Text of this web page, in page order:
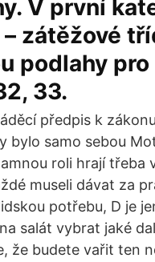
V první
zátěžové
podlahy
33.
předpis k
bylo samo sebou
roli hrají
museli dávat za
potřebu, D je
salát vybrat jaké
že budete vařit ten